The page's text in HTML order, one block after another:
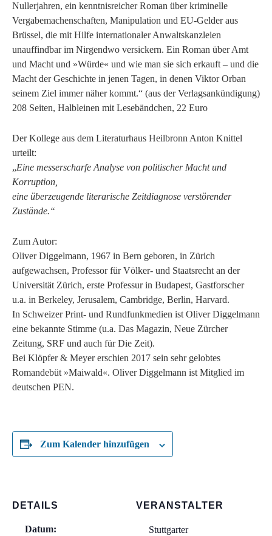
Nullerjahren, ein kenntnisreicher Roman über kriminelle
Vergabemachenschaften, Manipulation und EU-Gelder aus
Brüssel, die mit Hilfe internationaler Anwaltskanzleien
unauffindbar im Nirgendwo versickern. Ein Roman über Amt
und Macht und »Würde« und wie man sie sich erkauft – und die
Macht der Geschichte in jenen Tagen, in denen Viktor Orban
seinem Ziel immer näher kommt.“ (aus der Verlagsankündigung)
208 Seiten, Halbleinen mit Lesebändchen, 22 Euro
Der Kollege aus dem Literaturhaus Heilbronn Anton Knittel
urteilt:
„Eine messerscharfe Analyse von politischer Macht und
Korruption,
eine überzeugende literarische Zeitdiagnose verstörender
Zustände.“
Zum Autor:
Oliver Diggelmann, 1967 in Bern geboren, in Zürich
aufgewachsen, Professor für Völker- und Staatsrecht an der
Universität Zürich, erste Professur in Budapest, Gastforscher
u.a. in Berkeley, Jerusalem, Cambridge, Berlin, Harvard.
In Schweizer Print- und Rundfunkmedien ist Oliver Diggelmann
eine bekannte Stimme (u.a. Das Magazin, Neue Zürcher
Zeitung, SRF und auch für Die Zeit).
Bei Klöpfer & Meyer erschien 2017 sein sehr gelobtes
Romandebüt »Maiwald«. Oliver Diggelmann ist Mitglied im
deutschen PEN.
Zum Kalender hinzufügen
DETAILS
Datum:
VERANSTALTER
Stuttgarter